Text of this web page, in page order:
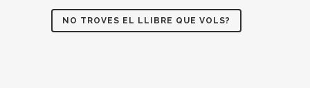
NO TROVES EL LLIBRE QUE VOLS?